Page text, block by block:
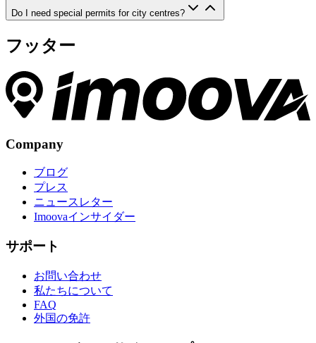
Do I need special permits for city centres?
フッター
Company
ブログ
プレス
ニュースレター
Imoovaインサイダー
サポート
お問い合わせ
私たちについて
FAQ
外国の免許